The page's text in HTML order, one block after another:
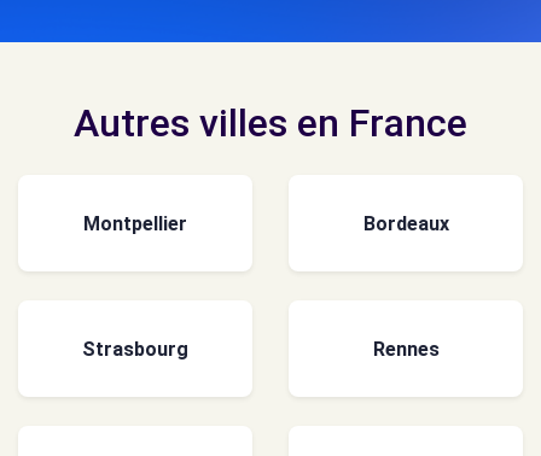
Autres villes en France
Montpellier Bordeaux
Strasbourg Rennes